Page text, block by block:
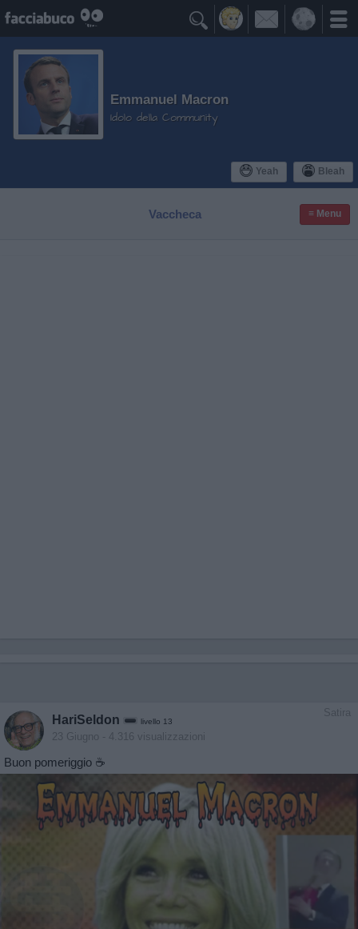

Yeah Bleah
Emmanuel Macron
Idolo della Community
Vaccheca ≡ Menu
Satira
HariSeldon livello 13
23 Giugno - 4.316 visualizzazioni
Buon pomeriggio ☕️